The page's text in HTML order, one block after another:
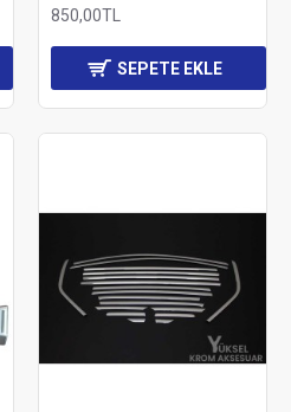
850,00TL
SEPETE EKLE